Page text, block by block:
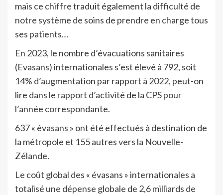
mais ce chiffre traduit également la difficulté de
notre système de soins de prendre en charge tous
ses patients…
En 2023, le nombre d’évacuations sanitaires
(Evasans) internationales s’est élevé à 792, soit
14% d’augmentation par rapport à 2022, peut-on
lire dans le rapport d’activité de la CPS pour
l’année correspondante.
637 « évasans » ont été effectués à destination de
la métropole et 155 autres vers la Nouvelle-
Zélande.
Le coût global des « évasans » internationales a
totalisé une dépense globale de 2,6 milliards de